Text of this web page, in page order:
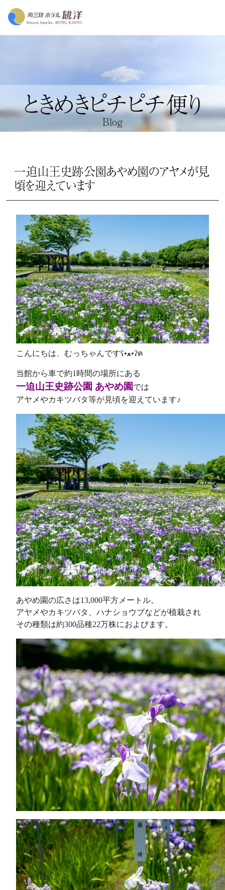
ときめきピチピチ便り
Blog
一迫山王史跡公園あやめ園のアヤメが見
頃を迎えています
こんにちは、むっちゃんですʕ•ﻌ•ʔฅ
当館から車で約1時間の場所にある
一迫山王史跡公園 あやめ園 では
アヤメやカキツバタ等が見頃を迎えています♪
あやめ園の広さは13,000平方メートル。
アヤメやカキツバタ、ハナショウブなどが植栽され
その種類は約300品種22万株におよびます。